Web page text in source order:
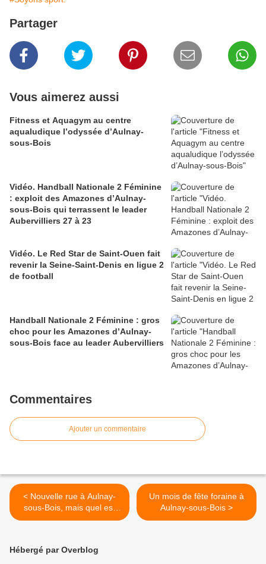
Partager
Vous aimerez aussi
Fitness et Aquagym au centre
aqualudique l’odyssée d’Aulnay-
sous-Bois
Vidéo. Handball Nationale 2 Féminine
: exploit des Amazones d’Aulnay-
sous-Bois qui terrassent le leader
Aubervilliers 27 à 23
Vidéo. Le Red Star de Saint-Ouen fait
revenir la Seine-Saint-Denis en ligue 2
de football
Handball Nationale 2 Féminine : gros
choc pour les Amazones d’Aulnay-
sous-Bois face au leader Aubervilliers
Commentaires
Ajouter un commentaire
< Nouvelle rue à Aulnay-
sous-Bois, mais quel est
son nom ?
Un mois de fête foraine à
Aulnay-sous-Bois >
Hébergé par Overblog